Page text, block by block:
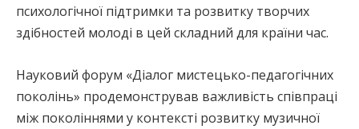
психологічної підтримки та розвитку творчих
здібностей молоді в цей складний для країни час.
Науковий форум «Діалог мистецько-педагогічних
поколінь» продемонстрував важливість співпраці
між поколіннями у контексті розвитку музичної